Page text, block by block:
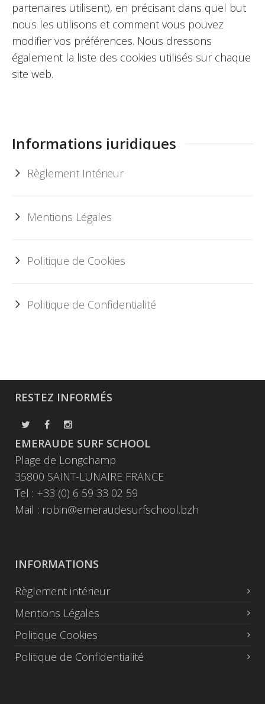
partenaires utilisent), en précisant dans quel but
nous les utilisons et comment vous pouvez
modifier vos préférences. Nous dressons
également la liste des cookies utilisés sur chaque
site web.
Informations juridiques
Règlement Intérieur
Mentions Légales
Politique de Cookies
Politique de Confidentialité
RESTEZ INFORMÉS
EMERAUDE SURF SCHOOL
Plage de Longchamp
35800 SAINT-LUNAIRE FRANCE
Tel : +33 (0) 6 59 33 02 59
Mail : robin@emeraudesurfschool.bzh
INFORMATIONS
Règlement intérieur
Mentions Légales
Politique Cookies
Politique de Confidentialité